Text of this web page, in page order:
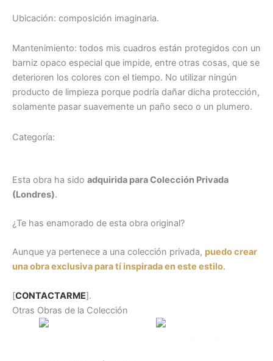
Ubicación: composición imaginaria.
Mantenimiento: todos mis cuadros están protegidos con un
barniz opaco especial que impide, entre otras cosas, que se
deterioren los colores con el tiempo. No utilizar ningún
producto de limpieza porque podría dañar dicha protección,
solamente pasar suavemente un paño seco o un plumero.
Categoría:
Esta obra ha sido adquirida para Colección Privada
(Londres).
¿Te has enamorado de esta obra original?
Aunque ya pertenece a una colección privada, puedo crear
una obra exclusiva para tí inspirada en este estilo.
[CONTACTARME].
Otras Obras de la Colección